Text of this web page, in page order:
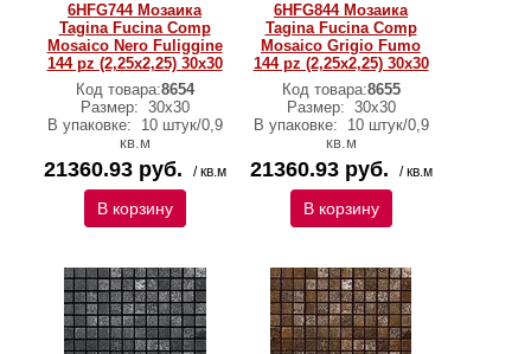
6HFG744 Мозаика
Tagina Fucina Comp
Mosaico Nero Fuliggine
144 pz (2,25x2,25) 30x30
Код товара:8654
Размер: 30x30
В упаковке:
10 штук/0,9
кв.м
21360.93 руб. / кв.м
В корзину
6HFG844 Мозаика
Tagina Fucina Comp
Mosaico Grigio Fumo
144 pz (2,25x2,25) 30x30
Код товара:8655
Размер: 30x30
В упаковке:
10 штук/0,9
кв.м
21360.93 руб. / кв.м
В корзину